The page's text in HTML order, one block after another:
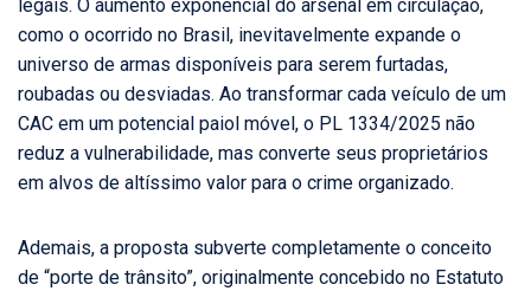
legais. O aumento exponencial do arsenal em circulação,
como o ocorrido no Brasil, inevitavelmente expande o
universo de armas disponíveis para serem furtadas,
roubadas ou desviadas. Ao transformar cada veículo de um
CAC em um potencial paiol móvel, o PL 1334/2025 não
reduz a vulnerabilidade, mas converte seus proprietários
em alvos de altíssimo valor para o crime organizado.
Ademais, a proposta subverte completamente o conceito
de “porte de trânsito”, originalmente concebido no Estatuto